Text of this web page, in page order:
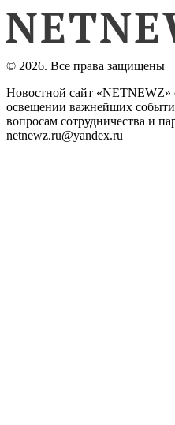
© 2026. Все права защищены
Новостной сайт «NETNEWZ»
освещении важнейших
вопросам сотрудничества и
netnewz.ru@yandex.ru